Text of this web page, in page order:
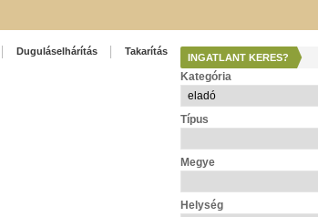
Duguláselhárítás Takarítás
INGATLANT KERES?
Kategória
Típus
Megye
Helység